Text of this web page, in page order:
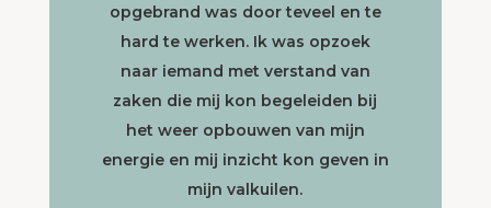
opgebrand was door teveel en te
hard te werken. Ik was opzoek
naar iemand met verstand van
zaken die mij kon begeleiden bij
het weer opbouwen van mijn
energie en mij inzicht kon geven in
mijn valkuilen.